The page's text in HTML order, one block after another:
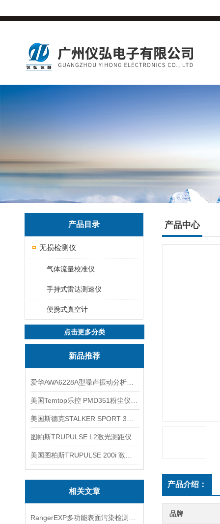
产品目录
无损检测仪
气体流量校准仪
手持式雷达测速仪
便携式真空计
点击更多分类
新品推荐
图帕斯TRUPULSE L2激光测距仪
相关文章
产品中心
产品介绍：
品牌